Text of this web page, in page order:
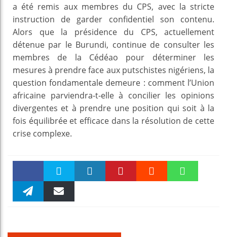
a été remis aux membres du CPS, avec la stricte
instruction de garder confidentiel son contenu.
Alors que la présidence du CPS, actuellement
détenue par le Burundi, continue de consulter les
membres de la Cédéao pour déterminer les
mesures à prendre face aux putschistes nigériens, la
question fondamentale demeure : comment l’Union
africaine parviendra-t-elle à concilier les opinions
divergentes et à prendre une position qui soit à la
fois équilibrée et efficace dans la résolution de cette
crise complexe.
Faceboo Twitter
m